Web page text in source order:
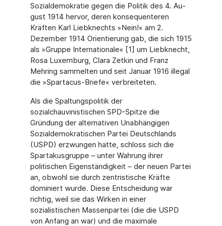
Sozialdemokratie gegen die Politik des 4. Au­
gust 1914 hervor, deren konsequenteren
Kräften Karl Liebknechts »Nein!« am 2.
Dezem­ber 1914 Orientierung gab, die sich 1915
als »Gruppe Internationale« [1] um Liebknecht,
Rosa Luxemburg, Clara Zetkin und Franz
Mehring sammelten und seit Januar 1916 illegal
die »Spartacus-Briefe« verbreiteten.
Als die Spaltungspolitik der
sozialchauvinistischen SPD-Spitze die
Gründung der alternati­ven Unabhängigen
Sozialdemokratischen Partei Deutschlands
(USPD) erzwungen hatte, schloss sich die
Spartakusgruppe – unter Wahrung ihrer
politischen Eigenständigkeit – der neuen Partei
an, obwohl sie durch zentristische Kräfte
dominiert wurde. Diese Entschei­dung war
richtig, weil sie das Wirken in einer
sozialistischen Massenpartei (die die USPD
von Anfang an war) und die maximale